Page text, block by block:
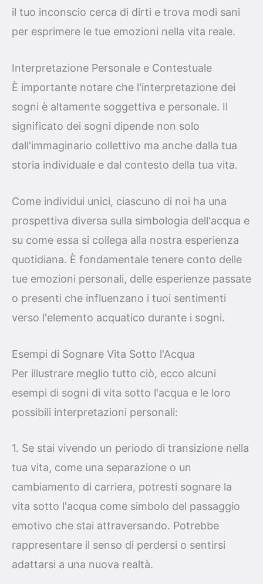
il tuo inconscio cerca di dirti e trova modi sani
per esprimere le tue emozioni nella vita reale.
Interpretazione Personale e Contestuale
È importante notare che l'interpretazione dei
sogni è altamente soggettiva e personale. Il
significato dei sogni dipende non solo
dall'immaginario collettivo ma anche dalla tua
storia individuale e dal contesto della tua vita.
Come individui unici, ciascuno di noi ha una
prospettiva diversa sulla simbologia dell'acqua e
su come essa si collega alla nostra esperienza
quotidiana. È fondamentale tenere conto delle
tue emozioni personali, delle esperienze passate
o presenti che influenzano i tuoi sentimenti
verso l'elemento acquatico durante i sogni.
Esempi di Sognare Vita Sotto l'Acqua
Per illustrare meglio tutto ciò, ecco alcuni
esempi di sogni di vita sotto l'acqua e le loro
possibili interpretazioni personali:
1. Se stai vivendo un periodo di transizione nella
tua vita, come una separazione o un
cambiamento di carriera, potresti sognare la
vita sotto l'acqua come simbolo del passaggio
emotivo che stai attraversando. Potrebbe
rappresentare il senso di perdersi o sentirsi
adattarsi a una nuova realtà.